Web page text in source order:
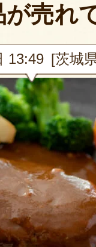
売れ
13:28 [茨城